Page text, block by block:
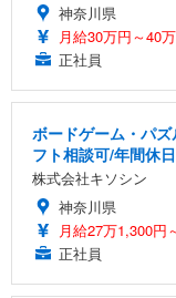
神奈川県
月給30万円～40
正社員
ボードゲーム・パ
フト相談可/年間休
株式会社キソシン
神奈川県
月給27万1,300円
正社員